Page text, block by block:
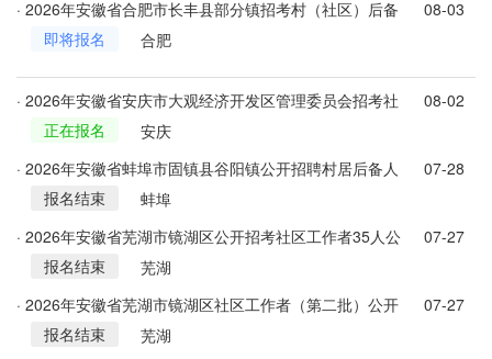
· 2026年安徽省合肥市长丰县部分镇招考村（社区）后备
干部54人公告
08-03
即将报名
合肥
· 2026年安徽省安庆市大观经济开发区管理委员会招考社
区工作人员12人公告
08-02
正在报名
安庆
· 2026年安徽省蚌埠市固镇县谷阳镇公开招聘村居后备人
才11人公告
07-28
报名结束
蚌埠
· 2026年安徽省芜湖市镜湖区公开招考社区工作者35人公
告汇总
07-27
报名结束
芜湖
· 2026年安徽省芜湖市镜湖区社区工作者（第二批）公开
招考17人公告
07-27
报名结束
芜湖